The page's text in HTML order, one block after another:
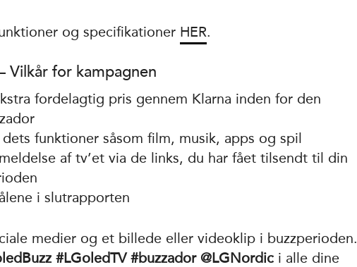
og specifikationer HER.
Vilkår for kampagnen
fordelagtig pris gennem Klarna inden for den
funktioner såsom film, musik, apps og spil
af tv’et via de links, du har fået tilsendt til din
i slutrapporten
medier og et billede eller videoklip i buzzperioden.
#LGoledTV #buzzador @LGNordici alle dine